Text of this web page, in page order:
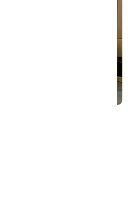
Después de una